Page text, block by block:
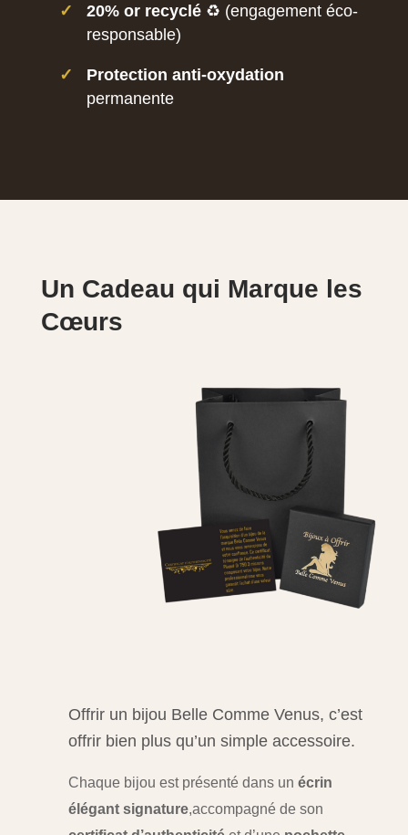
✓ 20% or recyclé♻️ (engagement éco-
responsable)
✓
Protection anti-oxydation
permanente
Un Cadeau qui Marque les
Cœurs
Offrir un bijou Belle Comme Venus, c’est
offrir bien plus qu’un simple accessoire.
Chaque bijou est présenté dans un écrin
élégant signature,accompagné de son